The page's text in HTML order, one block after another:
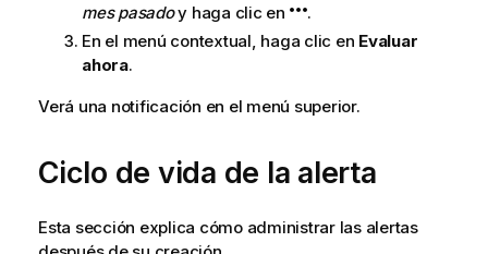
mes pasadoy haga clic en
.
En el menú contextual, haga clic en Evaluar
ahora.
Verá una notificación en el menú superior.
Ciclo de vida de la alerta
Esta sección explica cómo administrar las alertas